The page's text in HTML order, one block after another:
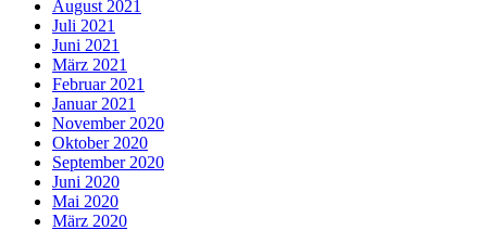
August 2021
Juli 2021
Juni 2021
März 2021
Februar 2021
Januar 2021
November 2020
Oktober 2020
September 2020
Juni 2020
Mai 2020
März 2020